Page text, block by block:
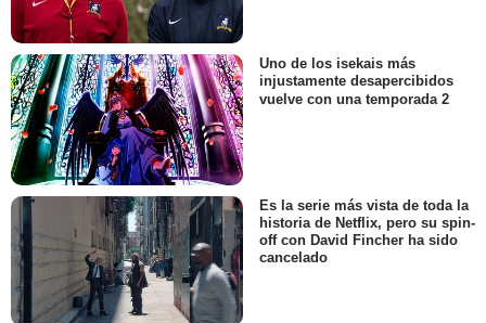
Uno de los isekais más
injustamente desapercibidos
vuelve con una temporada 2
Es la serie más vista de toda la
historia de Netflix, pero su spin-
off con David Fincher ha sido
cancelado